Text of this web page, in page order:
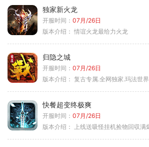
独家新火龙
开服时间： 07月/26日
版本介绍： 情谊火龙最给力火龙
归隐之城
开服时间： 07月/26日
版本介绍： 复古专属.全网独家.玛法世
快餐超变终极爽
开服时间： 07月/26日
版本介绍：
上线送吸怪挂机捡物回収满